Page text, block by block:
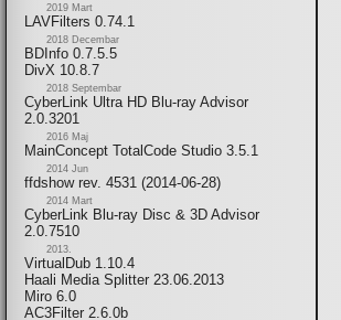
2019 Mart
LAVFilters 0.74.1
2018 Decembar
BDInfo 0.7.5.5
DivX 10.8.7
2018 Septembar
CyberLink Ultra HD Blu-ray Advisor
2.0.3201
2016 Maj
MainConcept TotalCode Studio 3.5.1
2014 Jun
ffdshow rev. 4531 (2014-06-28)
2014 Mart
CyberLink Blu-ray Disc & 3D Advisor
2.0.7510
2013.
VirtualDub 1.10.4
Haali Media Splitter 23.06.2013
Miro 6.0
AC3Filter 2.6.0b